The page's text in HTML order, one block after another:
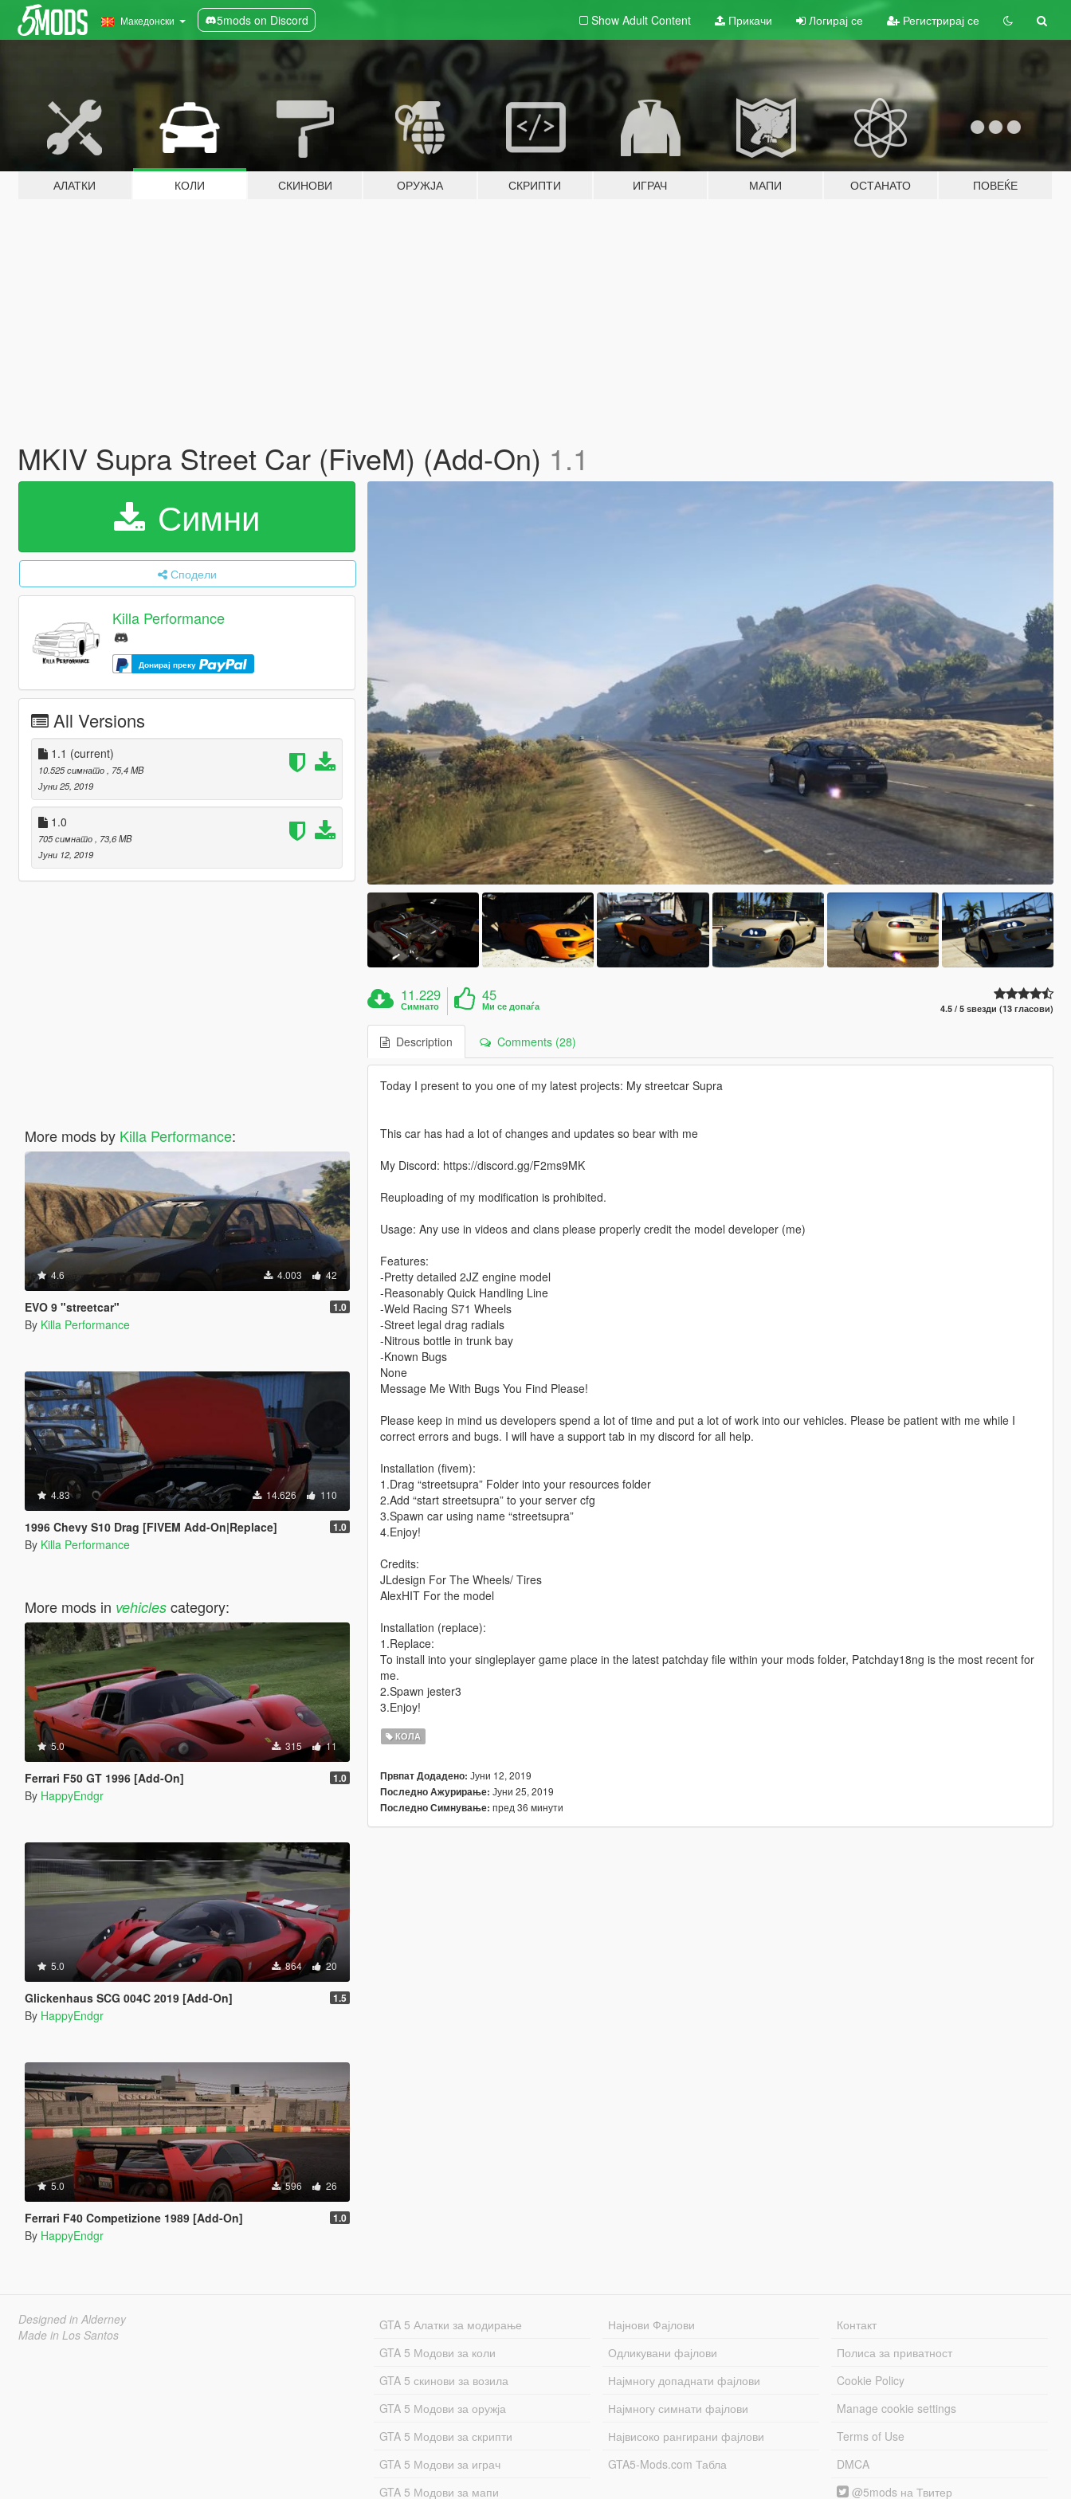
Македонски 5mods on Discord Show Adult Content Прикачи Логирај се Регистрирај се
АЛАТКИ КОЛИ СКИНОВИ ОРУЖЈА СКРИПТИ ИГРАЧ МАПИ ОСТАНАТО ПОВЕЌЕ
MKIV Supra Street Car (FiveM) (Add-On) 1.1
Симни
Сподели
Killa Performance
Донирај преку
All Versions
1.1 (current)
10.525 симнато
, 75,4 MB
Јуни 25, 2019
1.0
705 симнато
, 73,6 MB
Јуни 12, 2019
More mods by Killa Performance:
4.6 4.003 42
EVO 9 "streetcar" 1.0
By Killa Performance
4.83 14.626 110
1996 Chevy S10 Drag [FIVEM Add-On|Replace] 1.0
By Killa Performance
More mods in vehiclescategory:
5.0 315 11
Ferrari F50 GT 1996 [Add-On] 1.0
By HappyEndgr
5.0 864 20
Glickenhaus SCG 004C 2019 [Add-On] 1.5
By HappyEndgr
5.0 596 26
Ferrari F40 Competizione 1989 [Add-On] 1.0
By HappyEndgr
11.229
Симнато
45
Ми се допаѓа 4.5 / 5 ѕвезди (13 гласови)
Description Comments (28)
Today I present to you one of my latest projects: My streetcar Supra
This car has had a lot of changes and updates so bear with me
My Discord: https://discord.gg/F2ms9MK
Reuploading of my modification is prohibited.
Usage: Any use in videos and clans please properly credit the model developer (me)
Features:
-Pretty detailed 2JZ engine model
-Reasonably Quick Handling Line
-Weld Racing S71 Wheels
-Street legal drag radials
-Nitrous bottle in trunk bay
-Known Bugs
None
Message Me With Bugs You Find Please!
Please keep in mind us developers spend a lot of time and put a lot of work into our vehicles. Please be patient with me while I
correct errors and bugs. I will have a support tab in my discord for all help.
Installation (fivem):
1.Drag “streetsupra” Folder into your resources folder
2.Add “start streetsupra” to your server cfg
3.Spawn car using name “streetsupra”
4.Enjoy!
Credits:
JLdesign For The Wheels/ Tires
AlexHIT For the model
Installation (replace):
1.Replace:
To install into your singleplayer game place in the latest patchday file within your mods folder, Patchday18ng is the most recent for
me.
2.Spawn jester3
3.Enjoy!
КОЛА
Првпат Додадено: Јуни 12, 2019
Последно Ажурирање: Јуни 25, 2019
Последно Симнување: пред 36 минути
Designed in Alderney
Made in Los Santos
GTA 5 Алатки за модирање
GTA 5 Модови за коли
GTA 5 скинови за возила
GTA 5 Модови за оружја
GTA 5 Модови за скрипти
GTA 5 Модови за играч
GTA 5 Модови за мапи
Најнови Фајлови
Одликувани фајлови
Најмногу допаднати фајлови
Најмногу симнати фајлови
Највисоко рангирани фајлови
GTA5-Mods.com Табла
Контакт
Полиса за приватност
Cookie Policy
Manage cookie settings
Terms of Use
DMCA
@5mods на Твитер